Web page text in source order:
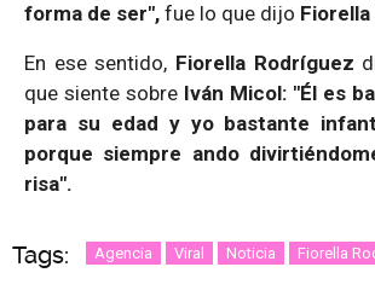
forma de ser", fue lo que dijo
En ese sentido, Fiorella Rodríguez
que siente sobre Iván Micol: "Él es
para su edad y yo bastante
porque siempre ando
risa".
Tags: Agencia Viral Noticia Fiorella